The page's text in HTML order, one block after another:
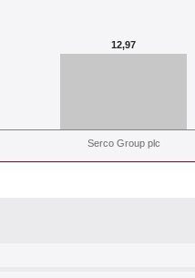
12,97
Serco Group plc